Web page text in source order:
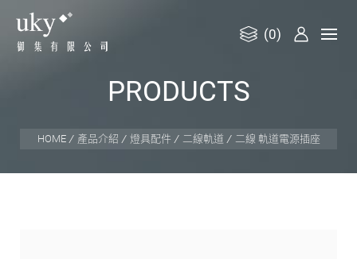
(0)
PRODUCTS
HOME 產品介紹 燈具配件 二線軌道 二線 軌道電源插座